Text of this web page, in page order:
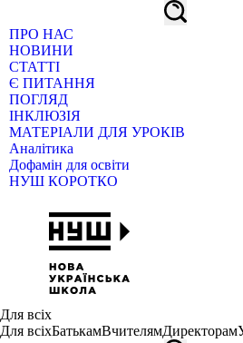
ПРО НАС
НОВИНИ
СТАТТІ
Є ПИТАННЯ
ПОГЛЯД
ІНКЛЮЗІЯ
МАТЕРІАЛИ ДЛЯ УРОКІВ
Аналітика
Дофамін для освіти
НУШ КОРОТКО
Для всіх
Для всіхБатькамВчителямДиректорам